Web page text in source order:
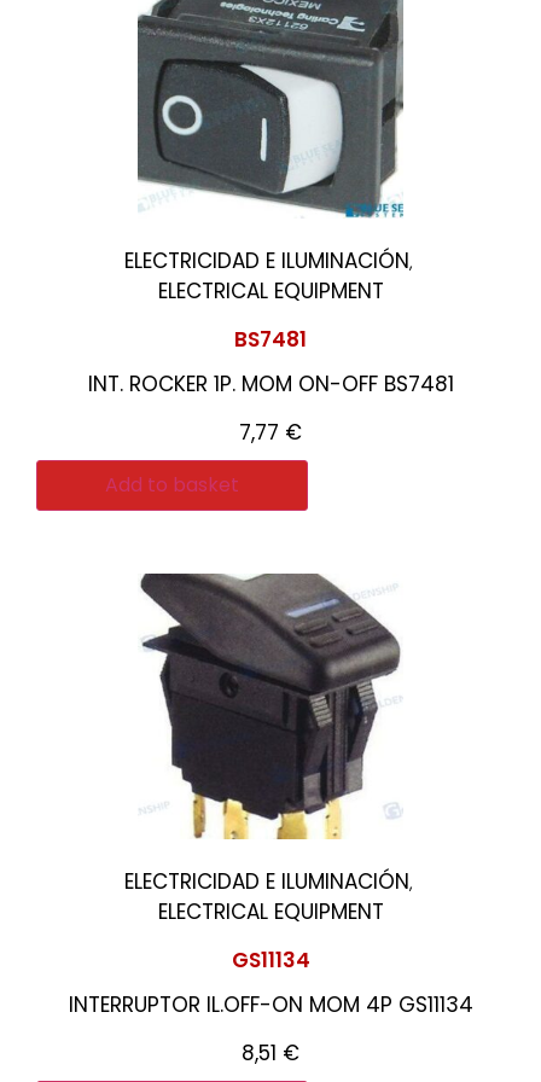
ELECTRICIDAD E ILUMINACIÓN,
ELECTRICAL EQUIPMENT
BS7481
INT. ROCKER 1P. MOM ON-OFF BS7481
7,77 €
Add to basket
ELECTRICIDAD E ILUMINACIÓN,
ELECTRICAL EQUIPMENT
GS11134
INTERRUPTOR IL.OFF-ON MOM 4P GS11134
8,51 €